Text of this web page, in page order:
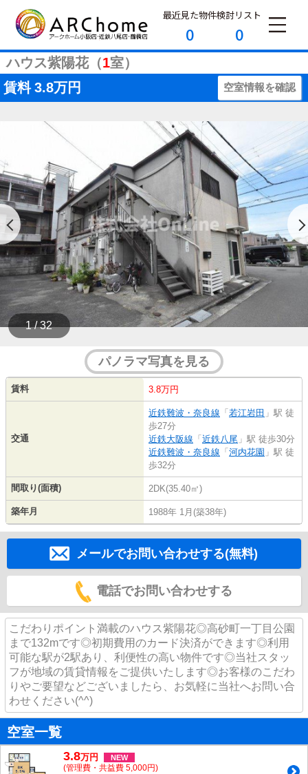
最近見た物件
0
検討リスト
0
ハウス紫陽花（1室）
賃料 3.8万円 空室情報を確認
1 / 32
パノラマ写真を見る
賃料 3.8万円
交通
近鉄難波・奈良線 「 若江岩田 」駅 徒
歩27分
近鉄大阪線 「 近鉄八尾 」駅 徒歩30分
近鉄難波・奈良線 「 河内花園 」駅 徒
歩32分
間取り(面積) 2DK(35.40㎡)
築年月 1988年 1月(築38年)
メールでお問い合わせする(無料)
電話でお問い合わせする
こだわりポイント満載のハウス紫陽花◎高砂町一丁目公園
まで132mです◎初期費用のカード決済ができます◎利用
可能な駅が2駅あり、利便性の高い物件です◎当社スタッ
フが地域の賃貸情報をご提供いたします◎お客様のこだわ
りやご要望などございましたら、お気軽に当社へお問い合
わせください(^^)
空室一覧
3.8万円 NEW
(管理費・共益費 5,000円)